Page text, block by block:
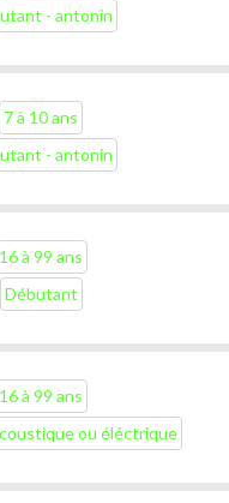
- antonin
7 à 10 ans
- antonin
16 à 99 ans
Débutant
16 à 99 ans
ou éléctrique